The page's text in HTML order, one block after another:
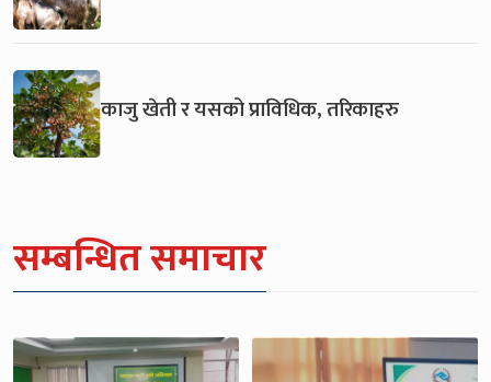
काजु खेती र यसको प्राविधिक, तरिकाहरु
सम्बन्धित समाचार